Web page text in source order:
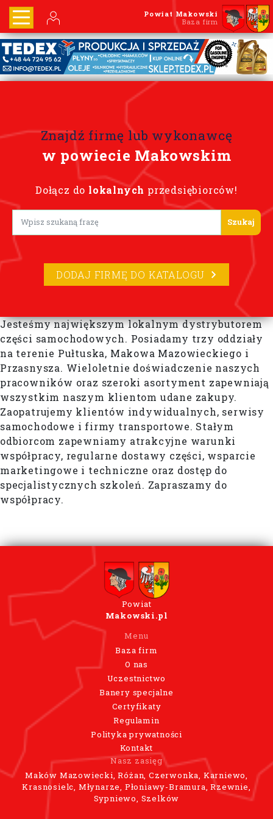
Powiat Makowski
Baza firm
Znajdź firmę lub wykonawcę
w powiecie Makowskim
Dołącz do lokalnych przedsiębiorców!
Lorem ipsum
DODAJ FIRMĘ DO KATALOGU
Jesteśmy największym lokalnym dystrybutorem
części samochodowych. Posiadamy trzy oddziały
na terenie Pułtuska, Makowa Mazowieckiego i
Przasnysza. Wieloletnie doświadczenie naszych
pracowników oraz szeroki asortyment zapewniają
wszystkim naszym klientom udane zakupy.
Zaopatrujemy klientów indywidualnych, serwisy
samochodowe i firmy transportowe. Stałym
odbiorcom zapewniamy atrakcyjne warunki
współpracy, regularne dostawy części, wsparcie
marketingowe i techniczne oraz dostęp do
specjalistycznych szkoleń. Zapraszamy do
współpracy.
Powiat
Makowski.pl
Menu
Baza firm
O nas
Uczestnictwo
Banery specjalne
Certyfikaty
Regulamin
Polityka prywatności
Kontakt
Nasz zasięg
Maków Mazowiecki, Różan, Czerwonka, Karniewo,
Krasnosielc, Młynarze, Płoniawy-Bramura, Rzewnie,
Sypniewo, Szelków